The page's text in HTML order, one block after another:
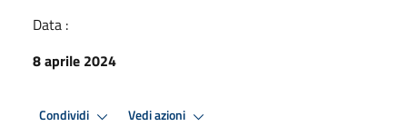
Data :
8 aprile 2024
Condividi Vedi azioni